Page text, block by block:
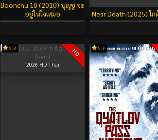
Boonchu 10 (2010) บุญชู จะ
อยู่ในใจเสมอ
Near Death (2025) ใก
5.3 HD
2026 HD Thai
5.7